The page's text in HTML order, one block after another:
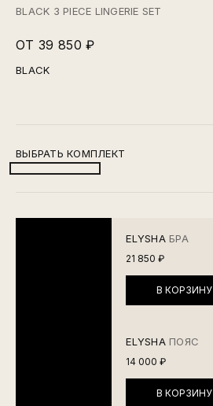
BLACK 3 PIECE LINGERIE SET
ОТ 39 850 ₽
BLACK
ВЫБРАТЬ КОМПЛЕКТ
ELYSHA БРА
21 850 ₽
В КОРЗИНУ
ELYSHA ПОЯС
14 000 ₽
В КОРЗИНУ